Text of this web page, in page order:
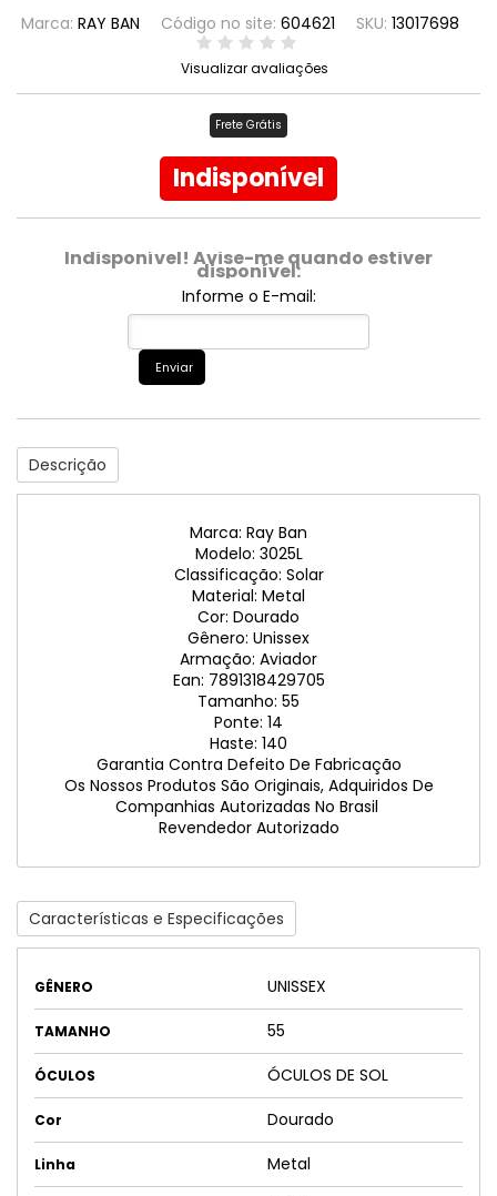
Marca: RAY BAN Código no site: 604621 SKU: 13017698
Visualizar avaliações
Frete Grátis
Indisponível
Indisponível! Avise-me quando estiver
disponível:
Informe o E-mail:
Enviar
Descrição
Marca: Ray Ban
Modelo: 3025L
Classificação: Solar
Material: Metal
Cor: Dourado
Gênero: Unissex
Armação: Aviador
Ean: 7891318429705
Tamanho: 55
Ponte: 14
Haste: 140
Garantia Contra Defeito De Fabricação
Os Nossos Produtos São Originais, Adquiridos De
Companhias Autorizadas No Brasil
Revendedor Autorizado
Características e Especificações
GÊNERO UNISSEX
TAMANHO 55
ÓCULOS ÓCULOS DE SOL
Cor Dourado
Linha Metal